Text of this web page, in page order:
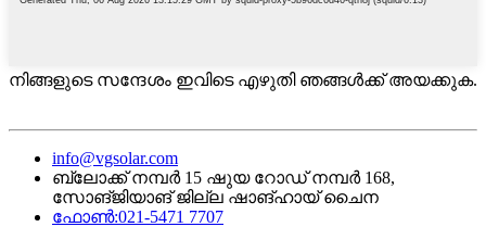
നിങ്ങളുടെ സന്ദേശം ഇവിടെ എഴുതി ഞങ്ങൾക്ക് അയക്കുക.
info@vgsolar.com
ബ്ലോക്ക് നമ്പർ 15 ഷുയ റോഡ് നമ്പർ 168,
സോങ്ജിയാങ് ജില്ല ഷാങ്ഹായ് ചൈന
ഫോൺ:021-5471 7707